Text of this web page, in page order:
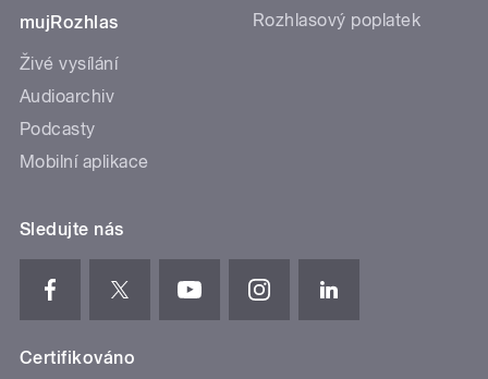
mujRozhlas
Živé vysílání
Audioarchiv
Podcasty
Mobilní aplikace
Rozhlasový poplatek
Sledujte nás
Certifikováno